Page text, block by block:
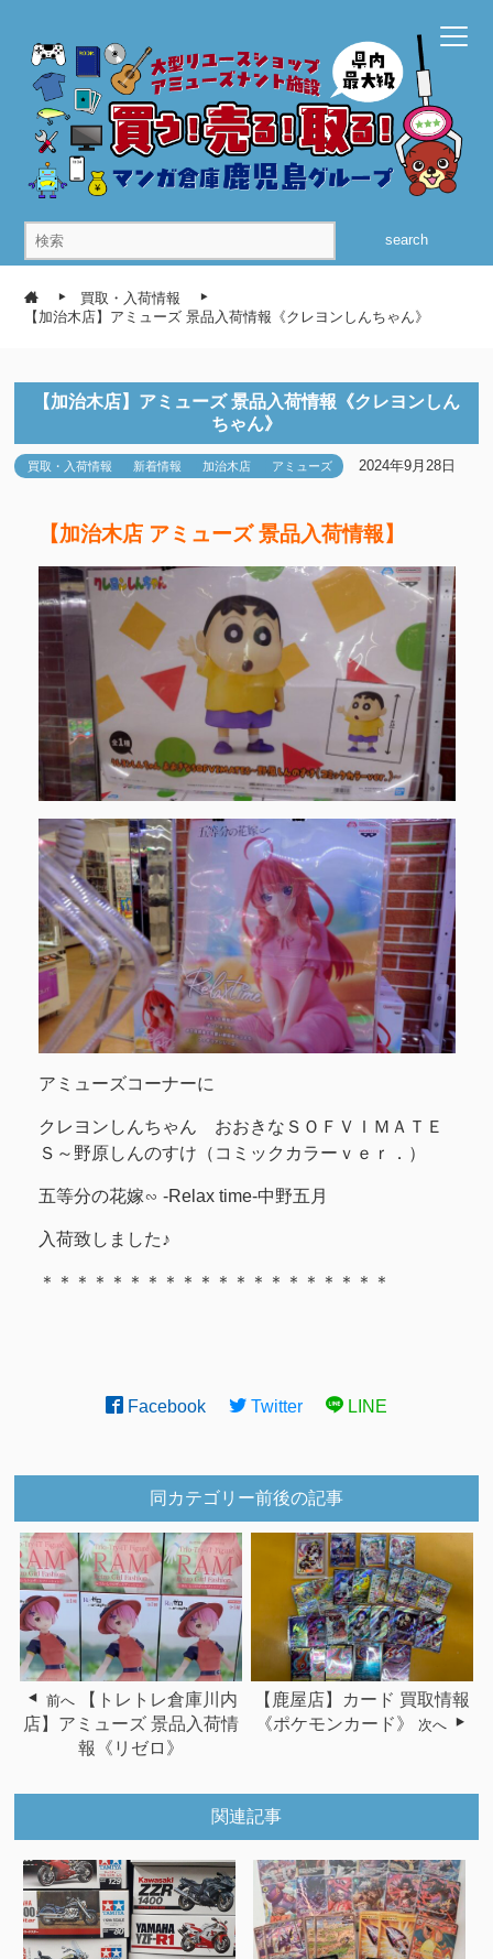
search
買取・入荷情報
【加治木店】アミューズ 景品入荷情報《クレヨンしんちゃん》
【加治木店】アミューズ 景品入荷情報《クレヨンしん
ちゃん》
買取・入荷情報 新着情報 加治木店 アミューズ 2024年9月28日
【加治木店 アミューズ 景品入荷情報】
アミューズコーナーに
クレヨンしんちゃん おおきなＳＯＦＶＩＭＡＴＥ
Ｓ～野原しんのすけ（コミックカラーｖｅｒ．）
五等分の花嫁∽ -Relax time-中野五月
入荷致しました♪
＊＊＊＊＊＊＊＊＊＊＊＊＊＊＊＊＊＊＊＊
Facebook Twitter LINE
同カテゴリー前後の記事
前へ
【トレトレ倉庫川内
店】アミューズ 景品入荷情
報《リゼロ》
【鹿屋店】カード 買取情報
《ポケモンカード》
次へ
関連記事